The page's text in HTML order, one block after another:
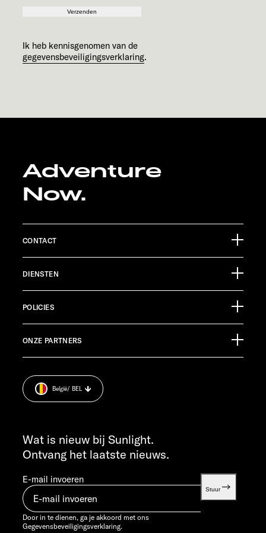
Verzenden
Ik heb kennisgenomen van de
gegevensbeveiligingsverklaring.
Adventure
Now.
CONTACT
Ölmühlestraße 6
88299 Leutkirch
Germany
KLANTENSERVICE
service@service.sunlight.de
MA T/M DO 7:30 - 12:00 UUR EN 13:00 - 16:00 UUR
VR 7:30 - 12:00 UUR
info@sunlight.de
DIENSTEN
Informatiemateriaal
POLICIES
Afdruk.
Cookie Consent
Informatie over het gewicht
ONZE PARTNERS
Wat is nieuw bij Sunlight.
Ontvang het laatste nieuws.
E-mail invoeren
Stuur
Door in te dienen, ga je akkoord met ons
Gegevensbeveiligingsverklaring.
België/ BEL